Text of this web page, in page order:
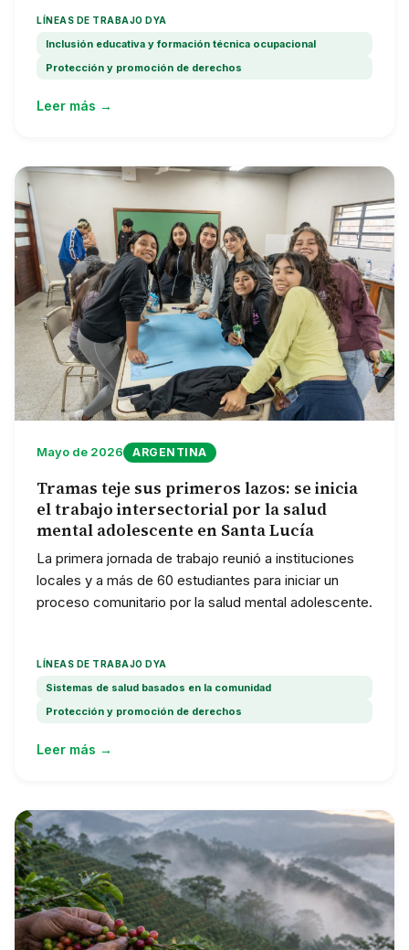
LÍNEAS DE TRABAJO DYA
Inclusión educativa y formación técnica ocupacional
Protección y promoción de derechos
Leer más →
Mayo de 2026 ARGENTINA
Tramas teje sus primeros lazos: se inicia
el trabajo intersectorial por la salud
mental adolescente en Santa Lucía
La primera jornada de trabajo reunió a instituciones
locales y a más de 60 estudiantes para iniciar un
proceso comunitario por la salud mental adolescente.
LÍNEAS DE TRABAJO DYA
Sistemas de salud basados en la comunidad
Protección y promoción de derechos
Leer más →